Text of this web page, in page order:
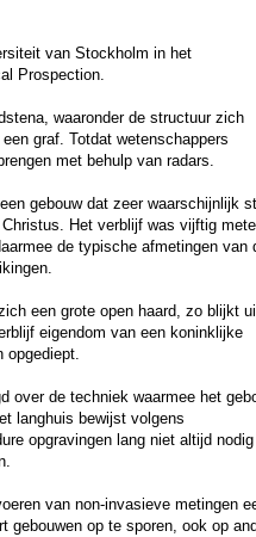
van Stockholm in het
Prospection.
waaronder de structuur zich
graf. Totdat wetenschappers
met behulp van radars.
gebouw dat zeer waarschijnlijk
Het verblijf was vijftig
de typische afmetingen van
een grote open haard, zo blijkt
eigendom van een koninklijke
opgediept.
over de techniek waarmee het
langhuis bewijst volgens
opgravingen lang niet altijd
van non-invasieve metingen
gebouwen op te sporen, ook op